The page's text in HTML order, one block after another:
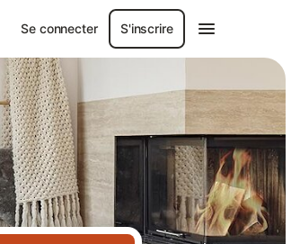
Se connecter S'inscrire